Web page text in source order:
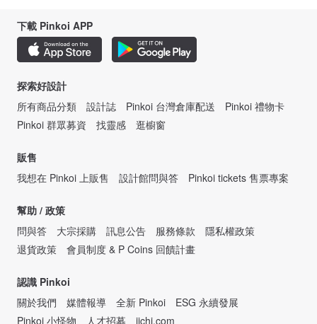
下載 Pinkoi APP
探索好設計
所有商品分類
設計誌 Pinkoi 台灣倉庫配送
Pinkoi 禮物卡
Pinkoi 群眾募資
找靈感 逛櫥窗
販售
我想在 Pinkoi 上販售
設計館問與答 Pinkoi tickets 售票專案
幫助 / 政策
問與答
大宗採購 訊息公告 服務條款
隱私權政策
退貨政策
會員制度 & P Coins 回饋計畫
認識 Pinkoi
關於我們
媒體報導 全新 Pinkoi
ESG 永續發展
Pinkoi 小怪物
人才招募 iichi.com